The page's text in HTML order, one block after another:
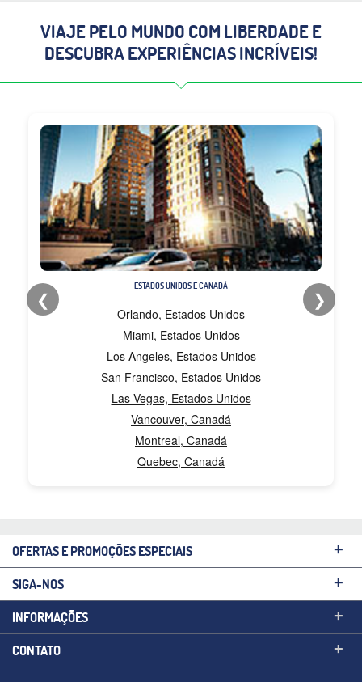
VIAJE PELO MUNDO COM LIBERDADE E
DESCUBRA EXPERIÊNCIAS INCRÍVEIS!
❮
ESTADOS UNIDOS E CANADÁ
Orlando, Estados Unidos
Miami, Estados Unidos
Los Angeles, Estados Unidos
San Francisco, Estados Unidos
Las Vegas, Estados Unidos
Vancouver, Canadá
Montreal, Canadá
Quebec, Canadá
❯
OFERTAS E PROMOÇÕES ESPECIAIS +
SIGA-NOS +
INFORMAÇÕES +
CONTATO +